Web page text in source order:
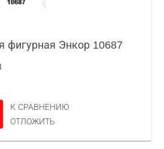
фигурная Энкор 10687
К СРАВНЕНИЮ
ОТЛОЖИТЬ